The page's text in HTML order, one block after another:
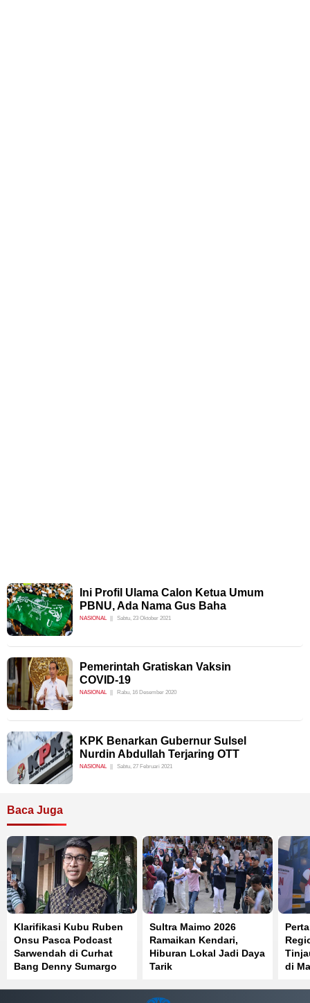
Ini Profil Ulama Calon Ketua Umum
PBNU, Ada Nama Gus Baha
NASIONAL Sabtu, 23 Oktober 2021
Pemerintah Gratiskan Vaksin
COVID-19
NASIONAL Rabu, 16 Desember 2020
KPK Benarkan Gubernur Sulsel
Nurdin Abdullah Terjaring OTT
NASIONAL Sabtu, 27 Februari 2021
Baca Juga
Klarifikasi Kubu Ruben
Onsu Pasca Podcast
Sarwendah di Curhat
Bang Denny Sumargo
Sultra Maimo 2026
Ramaikan Kendari,
Hiburan Lokal Jadi Daya
Tarik
di